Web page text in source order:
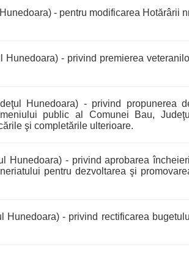
- pentru modificarea Hotărârii
Hunedoara) - privind premierea
Hunedoara) - privind propunerea
public al Comunei Bau, Judeţul
şi completările ulterioare.
Hunedoara) - privind aprobarea
pentru dezvoltarea şi
Hunedoara) - privind rectificarea